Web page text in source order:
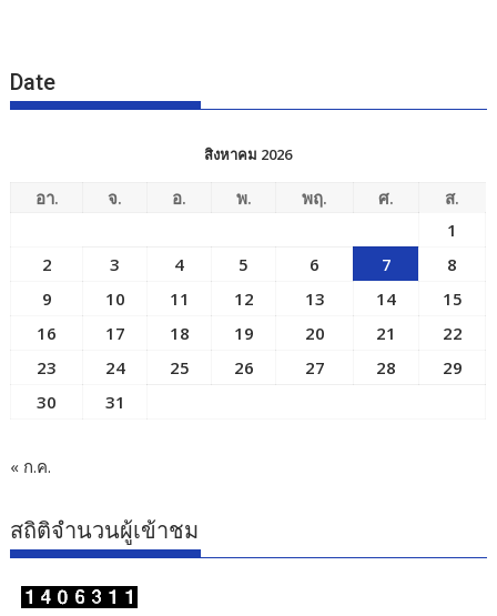
Date
สิงหาคม 2026
อา. จ. อ. พ. พฤ. ศ.
ส.
1
2
3 4 5 6 7
8
9
10 11 12 13 14
15
16
17 18 19 20 21
22
23
24 25 26 27 28
29
30
31
« ก.ค.
สถิติจำนวนผู้เข้าชม